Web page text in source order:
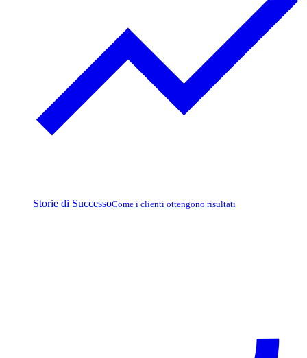
Storie di SuccessoCome i clienti ottengono risultati